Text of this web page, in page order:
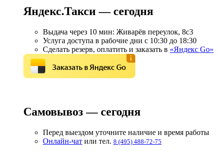
Яндекс.Такси — сегодня
Выдача через 10 мин: Живарёв переулок, 8с3
Услуга доступа в рабочие дни с 10:30 до 18:30
Сделать резерв, оплатить и заказать в «Яндекс Go»
Заказать в Яндекс Go
Самовывоз — сегодня
Перед выездом уточните наличие и время работы
Онлайн-чат или тел. 8 (495) 488-72-75